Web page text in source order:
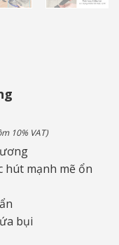
10% VAT)
hút mạnh mẽ ổn
bụi